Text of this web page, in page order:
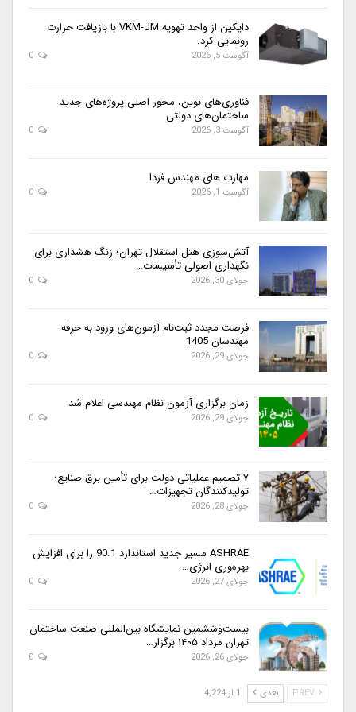
دایکین از واحد تهویه VKM-JM با بازیافت حرارت
رونمایی کرد.
آگوست 5, 2026
فناوری‌های نوین، محور اصلی پروژه‌های جدید
ساختمان‌های دولتی
آگوست 3, 2026
مهارت های مهندس فردا
آگوست 1, 2026
آتش‌سوزی هتل استقلال تهران؛ زنگ هشداری برای
نگهداری اصولی تأسیسات…
جولای 30, 2026
فرصت مجدد ثبت‌نام آزمون‌های ورود به حرفه
مهندسان 1405
جولای 29, 2026
زمان برگزاری آزمون نظام مهندسی اعلام شد
جولای 29, 2026
۷ تصمیم عملیاتی دولت برای تأمین برق صنایع؛
تولیدکنندگان تجهیزات…
جولای 28, 2026
ASHRAE مسیر جدید استاندارد 90.1 را برای افزایش
بهره‌وری انرژی…
جولای 27, 2026
بیست‌وششمین نمایشگاه بین‌المللی صنعت ساختمان
تهران مرداد ۱۴۰۵ برگزار…
جولای 26, 2026
بعدی 1 از 4,224